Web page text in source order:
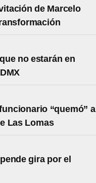
de Marcelo
no estarán en
“quemó” a
Las Lomas
gira por el